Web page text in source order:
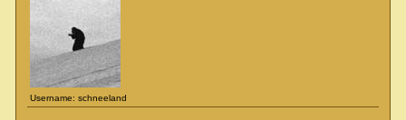
Username: schneeland